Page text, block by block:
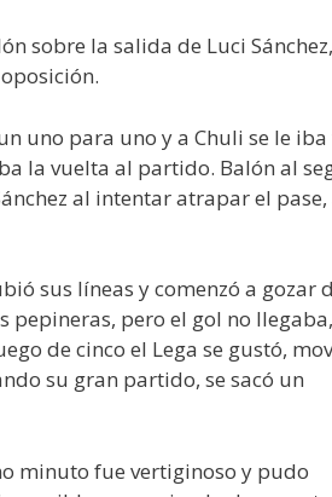
sobre la salida de Luci
uno para uno y a Chuli se le
la vuelta al partido. Balón al
al intentar atrapar el pase,
sus líneas y comenzó a gozar
pepineras, pero el gol no
de cinco el Lega se gustó,
su gran partido, se sacó un
minuto fue vertiginoso y pudo